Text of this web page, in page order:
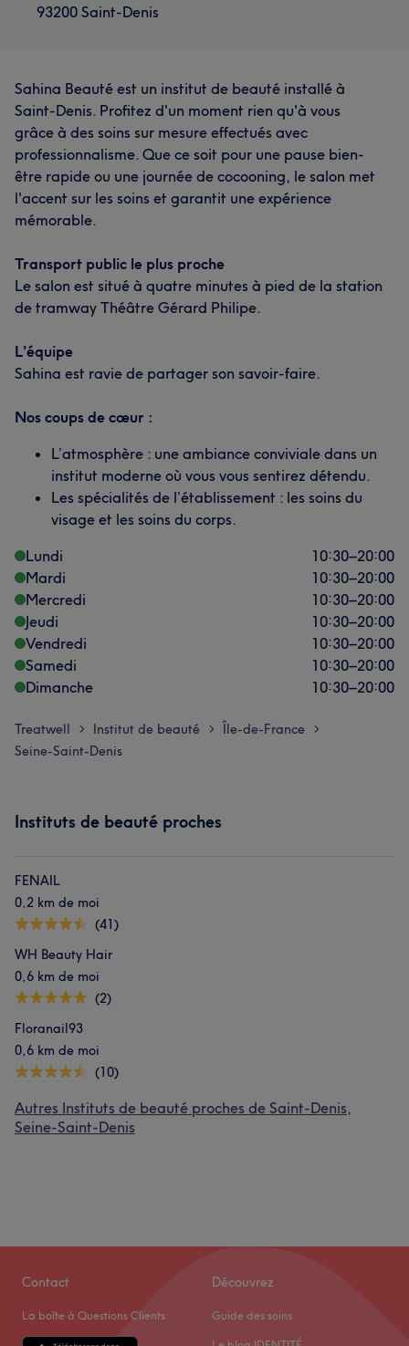
93200 Saint-Denis
Sahina Beauté est un institut de beauté installé à
Saint-Denis. Profitez d'un moment rien qu'à vous
grâce à des soins sur mesure effectués avec
professionnalisme. Que ce soit pour une pause bien-
être rapide ou une journée de cocooning, le salon met
l'accent sur les soins et garantit une expérience
mémorable.
Transport public le plus proche
Le salon est situé à quatre minutes à pied de la station
de tramway Théâtre Gérard Philipe.
L’équipe
Sahina est ravie de partager son savoir-faire.
Nos coups de cœur :
L’atmosphère : une ambiance conviviale dans un
institut moderne où vous vous sentirez détendu.
Les spécialités de l’établissement : les soins du
visage et les soins du corps.
Lundi
10:30–20:00
Mardi
10:30–20:00
Mercredi
10:30–20:00
Jeudi
10:30–20:00
Vendredi
10:30–20:00
Samedi
10:30–20:00
Dimanche
10:30–20:00
Treatwell > Institut de beauté > Île-de-France >
Seine-Saint-Denis
Instituts de beauté proches
FENAIL
0,2 km de moi
(41)
WH Beauty Hair
0,6 km de moi
(2)
Floranail93
0,6 km de moi
(10)
Autres Instituts de beauté proches de Saint-Denis,
Seine-Saint-Denis
Contact
La boîte à Questions Clients
Découvrez
Guide des soins